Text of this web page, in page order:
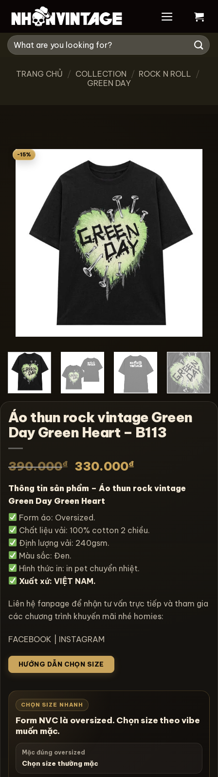
dung
Tìm
kiếm:
TRANG CHỦ / COLLECTION / ROCK N ROLL /
GREEN DAY
-15%
Áo thun rock vintage Green
Day Green Heart – B113
390.000₫ 330.000₫
Thông tin sản phẩm – Áo thun rock vintage
Green Day Green Heart
Form áo: Oversized.
Chất liệu vải: 100% cotton 2 chiều.
Định lượng vải: 240gsm.
Màu sắc: Đen.
Hình thức in: in pet chuyển nhiệt.
Xuất xứ: VIỆT NAM.
Liên hệ fanpage để nhận tư vấn trực tiếp và tham gia
các chương trình khuyến mãi nhé homies:
FACEBOOK INSTAGRAM
HƯỚNG DẪN CHỌN SIZE
CHỌN SIZE NHANH
Form NVC là oversized. Chọn size theo vibe
muốn mặc.
Mặc đúng oversized
Chọn size thường mặc